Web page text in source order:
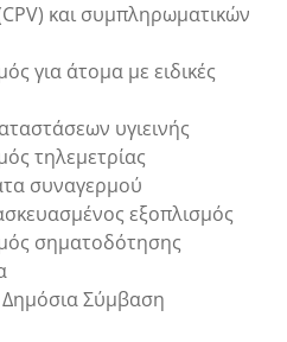
και συμπληρωματικών
για άτομα με ειδικές
υγιεινής
τηλεμετρίας
συναγερμού
εξοπλισμός
σηματοδότησης
Σύμβαση